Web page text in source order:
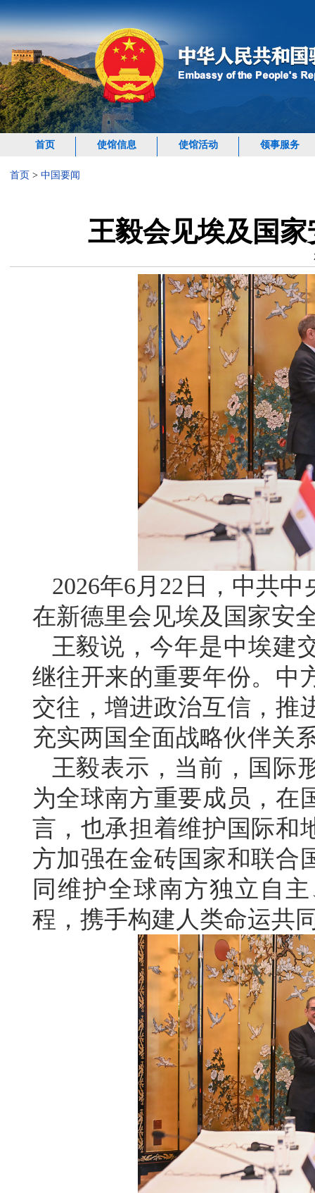
首页 使馆信息 使馆活动 领事服务
首页 > 中国要闻
王毅会见埃及国
2026年6月22日，中共
在新德里会见埃及国家安
王毅说，今年是中埃建
继往开来的重要年份。中
交往，增进政治互信，推
充实两国全面战略伙伴关
王毅表示，当前，国际
为全球南方重要成员，在
言，也承担着维护国际和
方加强在金砖国家和联合
同维护全球南方独立自
程，携手构建人类命运共